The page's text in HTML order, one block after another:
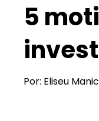
5
Por: Eliseu